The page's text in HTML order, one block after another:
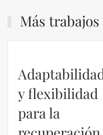
Más
Regulación
en las VTCs
– Álvaro